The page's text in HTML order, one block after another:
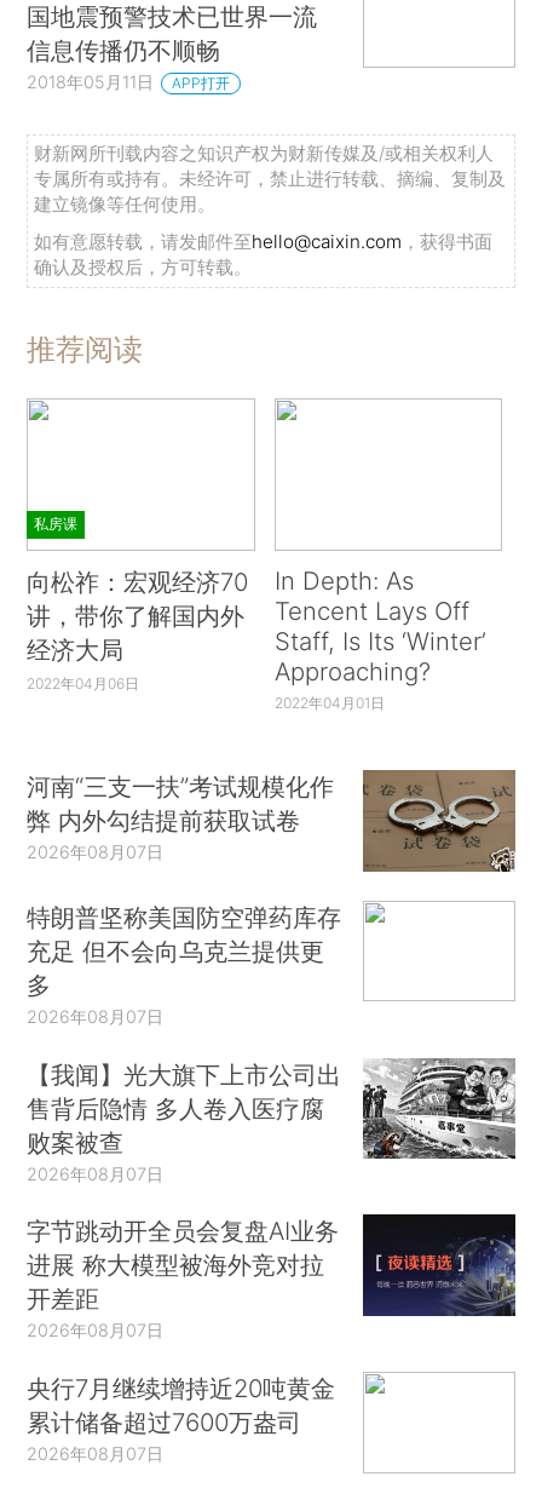
国地震预警技术已世界一流
信息传播仍不顺畅
2018年05月11日 APP打开
财新网所刊载内容之知识产权为财新传媒及/或相关权利人
专属所有或持有。未经许可，禁止进行转载、摘编、复制及
建立镜像等任何使用。
如有意愿转载，请发邮件至hello@caixin.com ，获得书面
确认及授权后，方可转载。
推荐阅读
私房课
向松祚：宏观经济70
讲，带你了解国内外
经济大局
2022年04月06日
In Depth: As
Tencent Lays Off
Staff, Is Its ‘Winter’
Approaching?
2022年04月01日
河南“三支一扶”考试规模化作
弊 内外勾结提前获取试卷
2026年08月07日
特朗普坚称美国防空弹药库存
充足 但不会向乌克兰提供更
多
2026年08月07日
【我闻】光大旗下上市公司出
售背后隐情 多人卷入医疗腐
败案被查
2026年08月07日
字节跳动开全员会复盘AI业务
进展 称大模型被海外竞对拉
开差距
2026年08月07日
央行7月继续增持近20吨黄金
累计储备超过7600万盎司
2026年08月07日